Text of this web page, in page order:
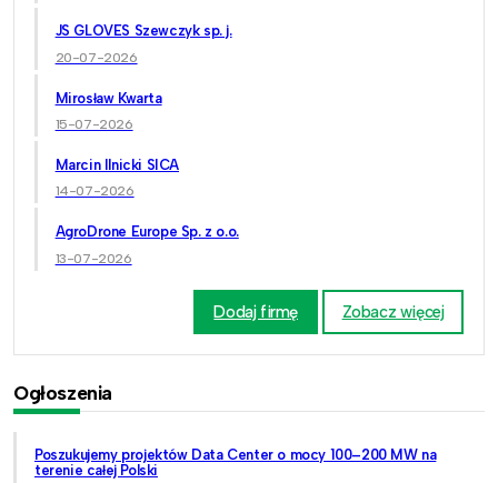
JS GLOVES Szewczyk sp. j.
20-07-2026
Mirosław Kwarta
15-07-2026
Marcin Ilnicki SICA
14-07-2026
AgroDrone Europe Sp. z o.o.
13-07-2026
Dodaj firmę Zobacz więcej
Ogłoszenia
Poszukujemy projektów Data Center o mocy 100–200 MW na
terenie całej Polski